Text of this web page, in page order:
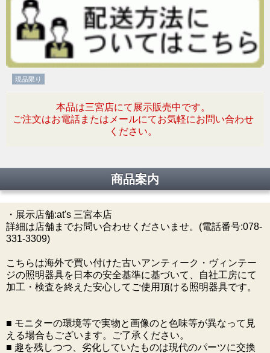
現品限り
本品は三宮店にて展示販売中です。
ご注文はお電話またはメールにてお気軽にお問い合わせ
ください。
商品案内
・展示店舗:at's 三宮本店
詳細は店舗までお問い合わせくださいませ。(電話番号:078-
331-3309)
こちらは海外で買い付けた古いアンティーク・ヴィンテー
ジの照明器具を日本の安全基準に基づいて、自社工房にて
加工・検査を終えた安心してご使用頂ける照明器具です。
■ モニターの環境等で実物と画像のと色味等が異なって見
える場合もございます。ご了承ください。
■ 趣を残しつつ、劣化していたものは現代のパーツに交換